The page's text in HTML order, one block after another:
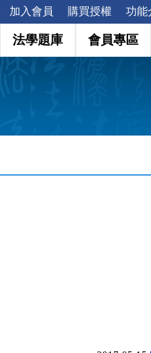
加入會員 購買授權 功能
法學題庫 會員專區